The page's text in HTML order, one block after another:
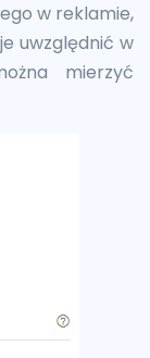
w reklamie,
uwzględnić w
mierzyć